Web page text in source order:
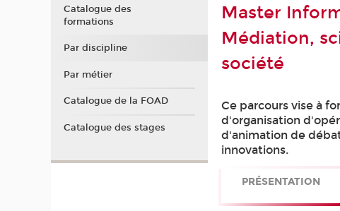
Master
Médiation,
société
Ce parcours vise à
d'organisation
d'animation de
innovations.
PRÉSENTATION
Catalogue des
formations
Par discipline
Par métier
Catalogue de la FOAD
Catalogue des stages